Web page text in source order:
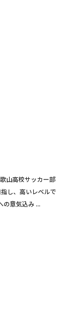
山高校サッカー部
し、高いレベルで
の意気込み ...